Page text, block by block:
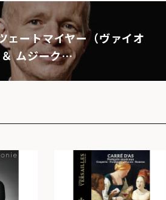
ェートマイヤー（ヴァイオ
ムジーク…